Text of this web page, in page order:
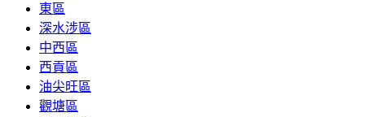
東區
深水涉區
中西區
西貢區
油尖旺區
觀塘區